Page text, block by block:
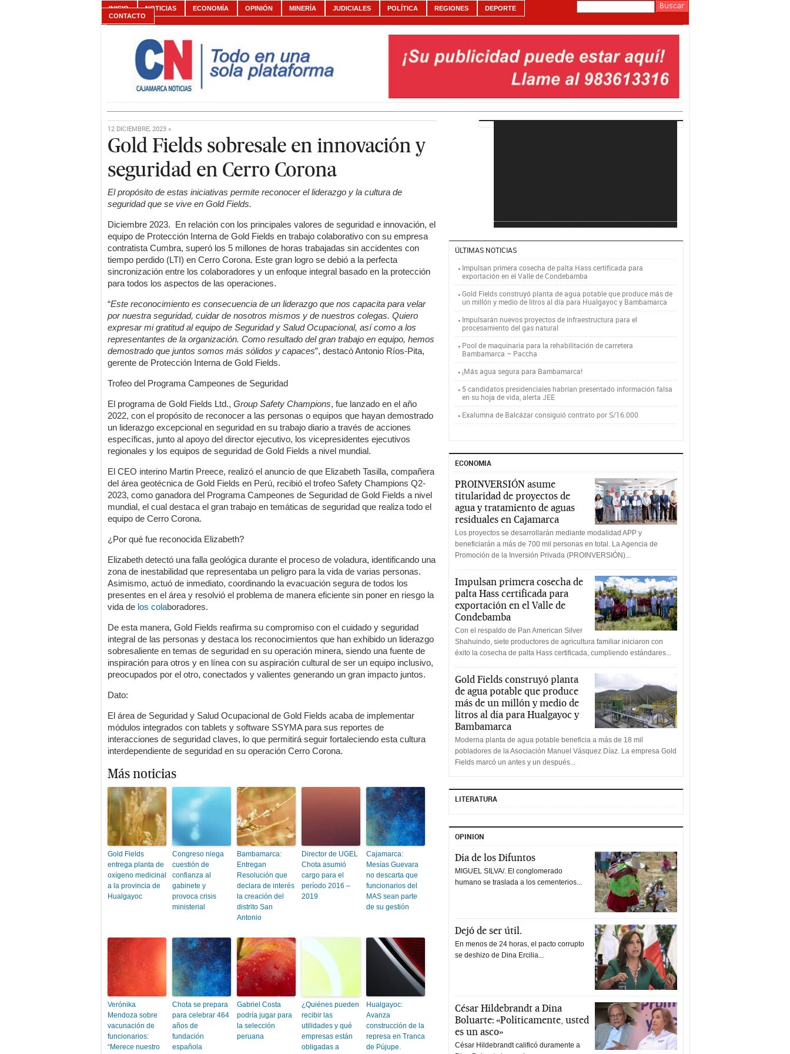
INICIO NOTICIAS ECONOMÍA OPINIÓN MINERÍA JUDICIALES POLÍTICA REGIONES
DEPORTE
CONTACTO
12 DICIEMBRE, 2023 »
Gold Fields sobresale en innovación y
seguridad en Cerro Corona
El propósito de estas iniciativas permite reconocer el liderazgo y la cultura de
seguridad que se vive en Gold Fields.
Diciembre 2023. En relación con los principales valores de seguridad e innovación, el
equipo de Protección Interna de Gold Fields en trabajo colaborativo con su empresa
contratista Cumbra, superó los 5 millones de horas trabajadas sin accidentes con
tiempo perdido (LTI) en Cerro Corona. Este gran logro se debió a la perfecta
sincronización entre los colaboradores y un enfoque integral basado en la protección
para todos los aspectos de las operaciones.
“Este reconocimiento es consecuencia de un liderazgo que nos capacita para velar
por nuestra seguridad, cuidar de nosotros mismos y de nuestros colegas. Quiero
expresar mi gratitud al equipo de Seguridad y Salud Ocupacional, así como a los
representantes de la organización. Como resultado del gran trabajo en equipo, hemos
demostrado que juntos somos más sólidos y capaces”, destacó Antonio Ríos-Pita,
gerente de Protección Interna de Gold Fields.
Trofeo del Programa Campeones de Seguridad
El programa de Gold Fields Ltd., Group Safety Champions, fue lanzado en el año
2022, con el propósito de reconocer a las personas o equipos que hayan demostrado
un liderazgo excepcional en seguridad en su trabajo diario a través de acciones
específicas, junto al apoyo del director ejecutivo, los vicepresidentes ejecutivos
regionales y los equipos de seguridad de Gold Fields a nivel mundial.
El CEO interino Martin Preece, realizó el anuncio de que Elizabeth Tasilla, compañera
del área geotécnica de Gold Fields en Perú, recibió el trofeo Safety Champions Q2-
2023, como ganadora del Programa Campeones de Seguridad de Gold Fields a nivel
mundial, el cual destaca el gran trabajo en temáticas de seguridad que realiza todo el
equipo de Cerro Corona.
¿Por qué fue reconocida Elizabeth?
Elizabeth detectó una falla geológica durante el proceso de voladura, identificando una
zona de inestabilidad que representaba un peligro para la vida de varias personas.
Asimismo, actuó de inmediato, coordinando la evacuación segura de todos los
presentes en el área y resolvió el problema de manera eficiente sin poner en riesgo la
vida de los colaboradores.
De esta manera, Gold Fields reafirma su compromiso con el cuidado y seguridad
integral de las personas y destaca los reconocimientos que han exhibido un liderazgo
sobresaliente en temas de seguridad en su operación minera, siendo una fuente de
inspiración para otros y en línea con su aspiración cultural de ser un equipo inclusivo,
preocupados por el otro, conectados y valientes generando un gran impacto juntos.
Dato:
El área de Seguridad y Salud Ocupacional de Gold Fields acaba de implementar
módulos integrados con tablets y software SSYMA para sus reportes de
interacciones de seguridad claves, lo que permitirá seguir fortaleciendo esta cultura
interdependiente de seguridad en su operación Cerro Corona.
Más noticias
Gold Fields
entrega planta de
oxígeno medicinal
a la provincia de
Hualgayoc
Congreso niega
cuestión de
confianza al
gabinete y
provoca crisis
ministerial
Bambamarca:
Entregan
Resolución que
declara de interés
la creación del
distrito San
Antonio
Director de UGEL
Chota asumió
cargo para el
período 2016 –
2019
Cajamarca:
Mesías Guevara
no descarta que
funcionarios del
MAS sean parte
de su gestión
Verónika
Mendoza sobre
vacunación de
funcionarios:
“Merece nuestro
Chota se prepara
para celebrar 464
años de
fundación
española
Gabriel Costa
podría jugar para
la selección
peruana
¿Quiénes pueden
recibir las
utilidades y qué
empresas están
obligadas a
Hualgayoc:
Avanza
construcción de la
represa en Tranca
de Pújupe.
ÚLTIMAS NOTICIAS
Impulsan primera cosecha de palta Hass certificada para
exportación en el Valle de Condebamba
Gold Fields construyó planta de agua potable que produce más de
un millón y medio de litros al día para Hualgayoc y Bambamarca
Impulsarán nuevos proyectos de infraestructura para el
procesamiento del gas natural
Pool de maquinaria para la rehabilitación de carretera
Bambamarca – Paccha
¡Más agua segura para Bambamarca!
5 candidatos presidenciales habrían presentado información falsa
en su hoja de vida, alerta JEE
Exalumna de Balcázar consiguió contrato por S/16.000
ECONOMIA
PROINVERSIÓN asume
titularidad de proyectos de
agua y tratamiento de aguas
residuales en Cajamarca
Los proyectos se desarrollarán mediante modalidad APP y
beneficiarán a más de 700 mil personas en total. La Agencia de
Promoción de la Inversión Privada (PROINVERSIÓN)...
Impulsan primera cosecha de
palta Hass certificada para
exportación en el Valle de
Condebamba
Con el respaldo de Pan American Silver
Shahuindo, siete productores de agricultura familiar iniciaron con
éxito la cosecha de palta Hass certificada, cumpliendo estándares...
Gold Fields construyó planta
de agua potable que produce
más de un millón y medio de
litros al día para Hualgayoc y
Bambamarca
Moderna planta de agua potable beneficia a más de 18 mil
pobladores de la Asociación Manuel Vásquez Díaz. La empresa Gold
Fields marcó un antes y un después...
LITERATURA
OPINION
Día de los Difuntos
MIGUEL SILVA/. El conglomerado
humano se traslada a los cementerios...
Dejó de ser útil.
En menos de 24 horas, el pacto corrupto
se deshizo de Dina Ercilia...
César Hildebrandt a Dina
Boluarte: «Políticamente, usted
es un asco»
César Hildebrandt calificó duramente a